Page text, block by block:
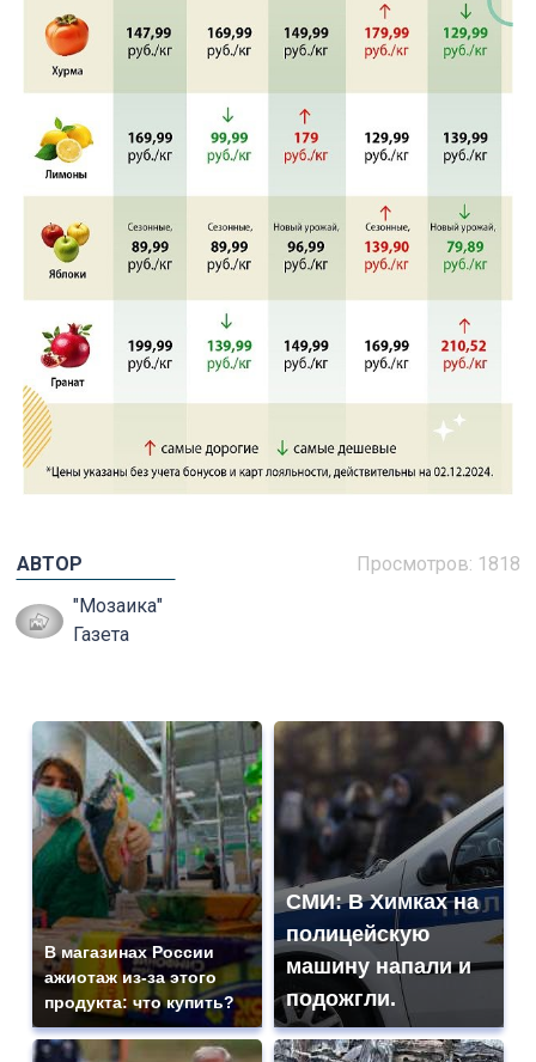
Просмотров: 1818
АВТОР
"Мозаика"
Газета
В магазинах России
ажиотаж из-за этого
продукта: что купить?
СМИ: В Химках на
полицейскую
машину напали и
подожгли.